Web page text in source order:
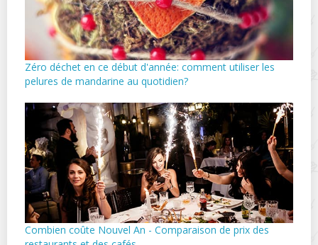
Zéro déchet en ce début d'année: comment utiliser les
pelures de mandarine au quotidien?
Combien coûte Nouvel An - Comparaison de prix des